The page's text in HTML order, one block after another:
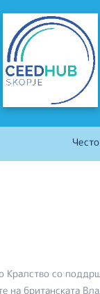
со
на британската